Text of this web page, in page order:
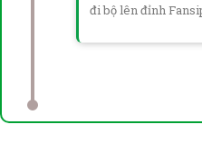
đi bộ lên đỉnh